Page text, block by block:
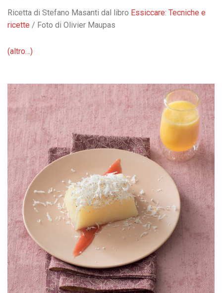
Ricetta di Stefano Masanti dal libro Essiccare: Tecniche e
ricette / Foto di Olivier Maupas
(altro…)